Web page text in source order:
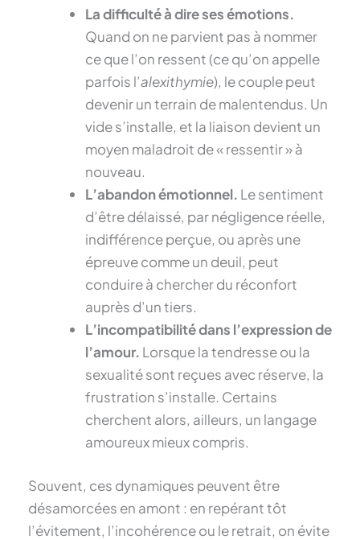
La difficulté à dire ses émotions.
Quand on ne parvient pas à nommer
ce que l’on ressent (ce qu’on appelle
parfois l’alexithymie), le couple peut
devenir un terrain de malentendus. Un
vide s’installe, et la liaison devient un
moyen maladroit de « ressentir » à
nouveau.
L’abandon émotionnel. Le sentiment
d’être délaissé, par négligence réelle,
indifférence perçue, ou après une
épreuve comme un deuil, peut
conduire à chercher du réconfort
auprès d’un tiers.
L’incompatibilité dans l’expression de
l’amour. Lorsque la tendresse ou la
sexualité sont reçues avec réserve, la
frustration s’installe. Certains
cherchent alors, ailleurs, un langage
amoureux mieux compris.
Souvent, ces dynamiques peuvent être
désamorcées en amont : en repérant tôt
l’évitement, l’incohérence ou le retrait, on évite